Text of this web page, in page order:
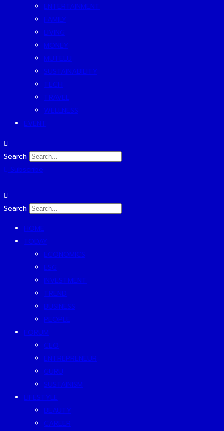
ENTERTAINMENT
FAMILY
LIVING
MONEY
MUTELU
SUSTAINABILITY
TECH
TRAVEL
WELLNESS
EVENT
Search
Subscribe
Search
HOME
TODAY
ECONOMICS
ESG
INVESTMENT
TREND
BUSINESS
PEOPLE
FORUM
CEO
ENTREPRENEUR
GURU
SUSTAINISM
LIFESTYLE
BEAUTY
CAREER